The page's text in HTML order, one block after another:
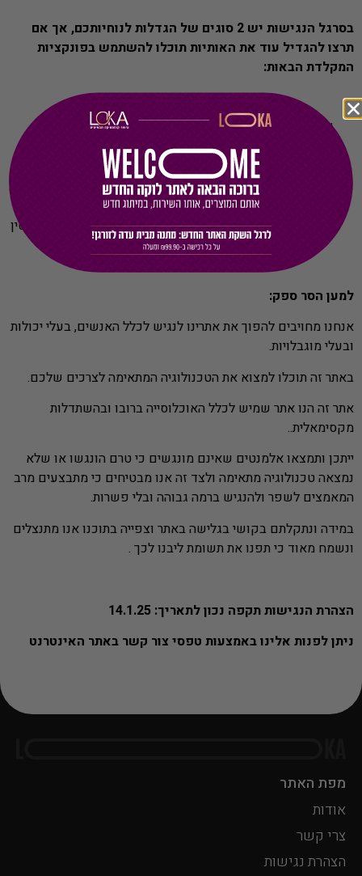
בסרגל הנגישות יש 2 סוגים של הגדלות לנוחיותכם, אך אם
תרצו להגדיל עוד את האותיות תוכלו להשתמש בפונקציות
המקלדת הבאות:
מקש F11 יגדיל את המסך לגודל מלא – לחיצה נוספת תקטין
למען הסר ספק:
אנחנו מחויבים להפוך את אתרינו לנגיש לכלל האנשים, בעלי יכולות
ובעלי מוגבלויות.
באתר זה תוכלו למצוא את הטכנולוגיה המתאימה לצרכים שלכם.
אתר זה הנו אתר שמיש לכלל האוכלוסייה ברובו ובהשתדלות
מקסימאלית..
ייתכן ותמצאו אלמנטים שאינם מונגשים כי טרם הונגשו או שלא
נמצאה טכנולוגיה מתאימה ולצד זה אנו מבטיחים כי מתבצעים מרב
המאמצים לשפר ולהנגיש ברמה גבוהה ובלי פשרות.
במידה ונתקלתם בקושי בגלישה באתר וצפייה בתוכנו אנו מתנצלים
ונשמח מאוד כי תפנו את תשומת ליבנו לכך .
הצהרת הנגישות תקפה נכון לתאריך: 14.1.25
ניתן לפנות אלינו באמצעות טפסי צור קשר באתר האינטרנט
מפת האתר
אודות
צרי קשר
הצהרת נגישות